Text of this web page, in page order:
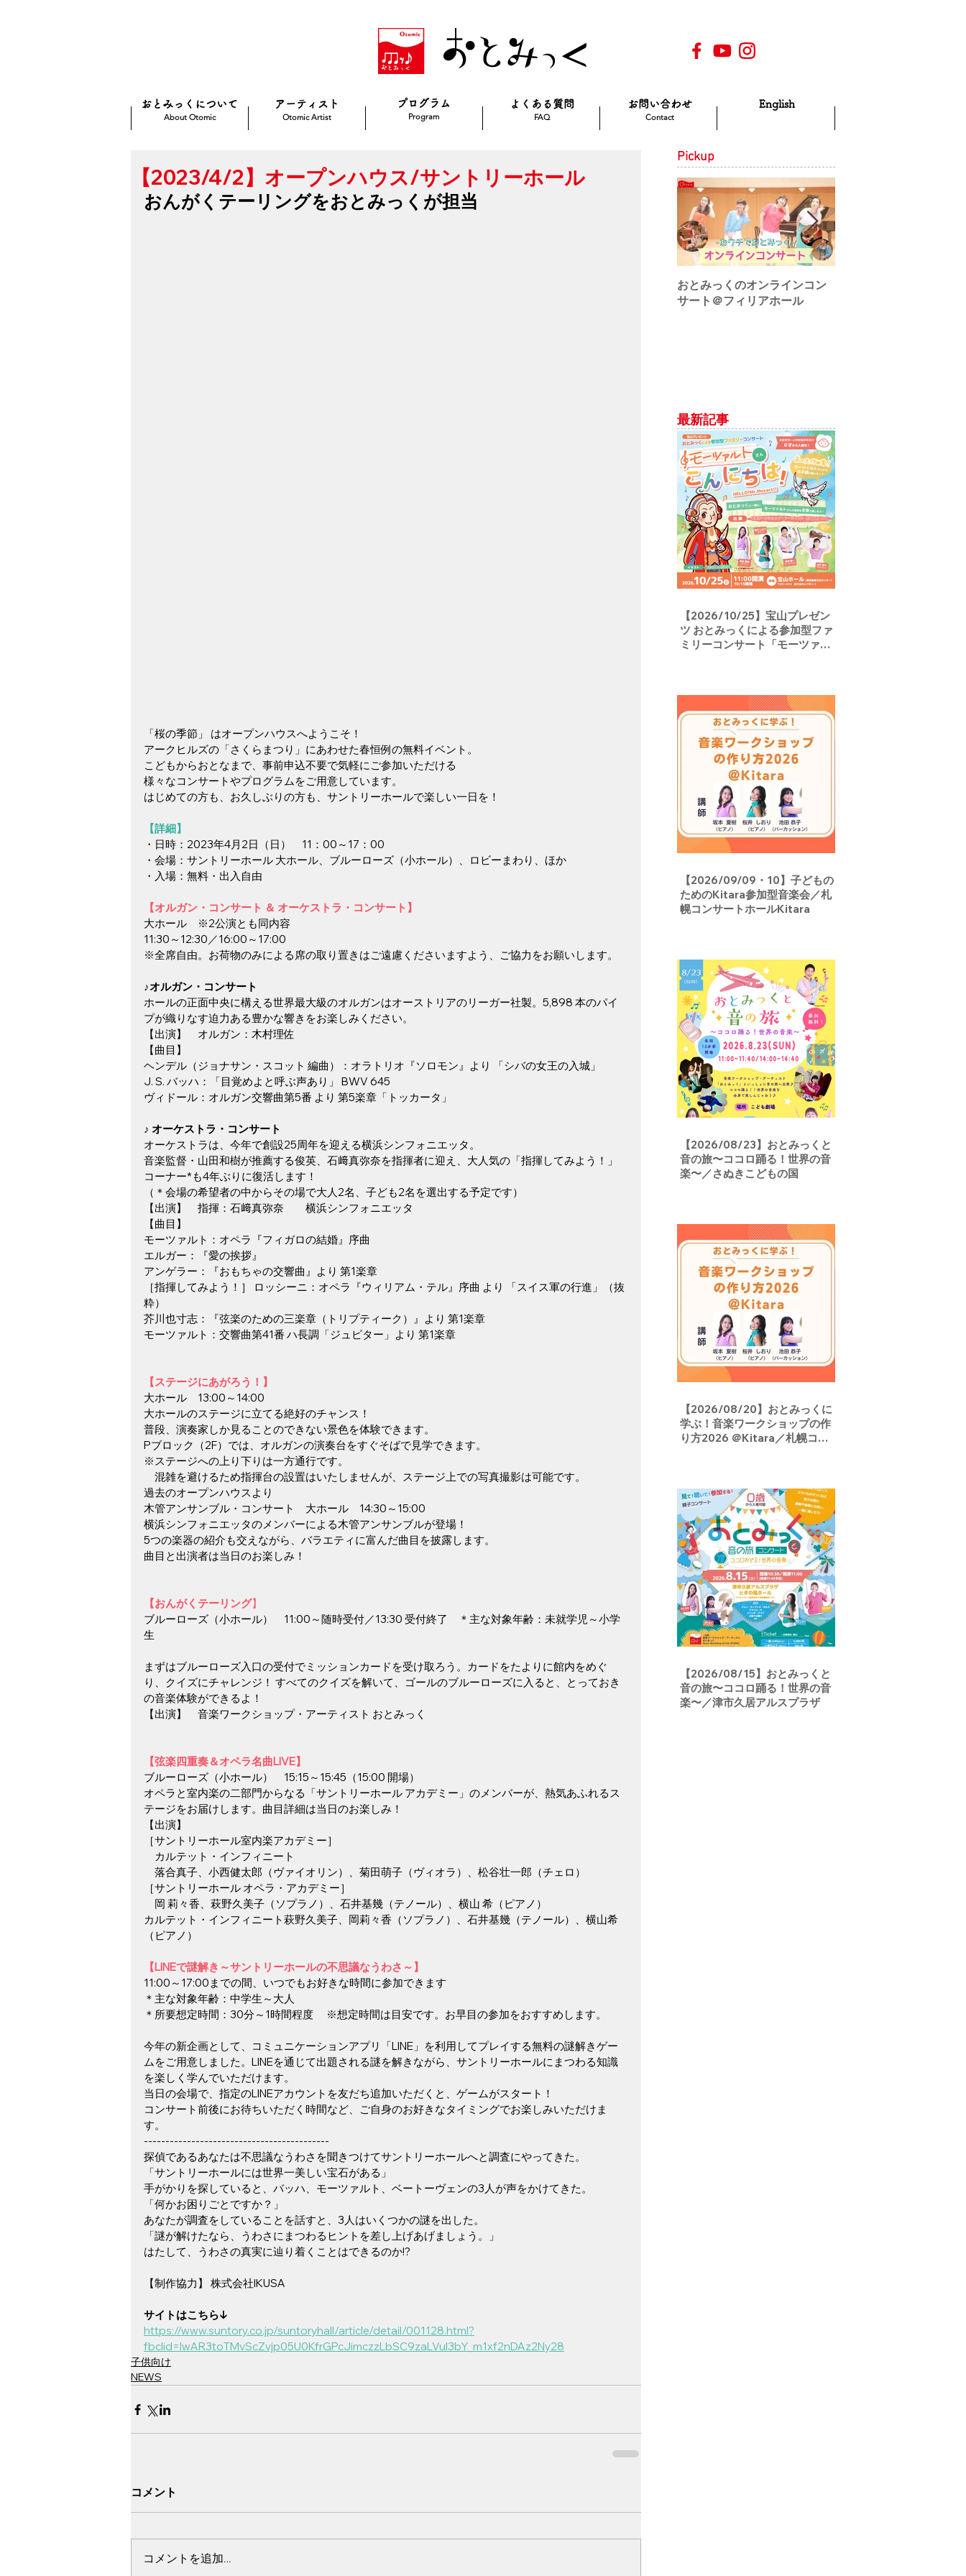
おとみっくについて
About Otomic
アーティスト
Otomic Artist
プログラム
Program
よくある質問
FAQ
お問い合わせ
Contact
English
【2023/4/2】オープンハウス/サントリーホール
おんがくテーリングをおとみっくが担当
「桜の季節」 はオープンハウスへようこそ！
アークヒルズの「さくらまつり」にあわせた春恒例の無料イベント。
こどもからおとなまで、事前申込不要で気軽にご参加いただける
様々なコンサートやプログラムをご用意しています。
はじめての方も、お久しぶりの方も、サントリーホールで楽しい一日を！
【詳細】
・日時：2023年4月2日（日）　11：00～17：00
・会場：サントリーホール 大ホール、ブルーローズ（小ホール）、ロビーまわり、ほか
・入場：無料・出入自由
【オルガン・コンサート ＆ オーケストラ・コンサート】
大ホール　※2公演とも同内容
11:30～12:30／16:00～17:00
※全席自由。お荷物のみによる席の取り置きはご遠慮くださいますよう、ご協力をお願いします。
♪オルガン・コンサート
ホールの正面中央に構える世界最大級のオルガンはオーストリアのリーガー社製。5,898 本のパイ
プが織りなす迫力ある豊かな響きをお楽しみください。
【出演】　オルガン：木村理佐
【曲目】
ヘンデル（ジョナサン・スコット 編曲）：オラトリオ『ソロモン』より 「シバの女王の入城」
J. S. バッハ：「目覚めよと呼ぶ声あり」 BWV 645
ヴィドール：オルガン交響曲第5番 より 第5楽章「トッカータ」
♪ オーケストラ・コンサート
オーケストラは、今年で創設25周年を迎える横浜シンフォニエッタ。
音楽監督・山田和樹が推薦する俊英、石﨑真弥奈を指揮者に迎え、大人気の「指揮してみよう！」
コーナー*も4年ぶりに復活します！
（＊会場の希望者の中からその場で大人2名、子ども2名を選出する予定です）
【出演】　指揮：石﨑真弥奈　　横浜シンフォニエッタ
【曲目】
モーツァルト：オペラ『フィガロの結婚』序曲
エルガー：『愛の挨拶』
アンゲラー：『おもちゃの交響曲』より 第1楽章
［指揮してみよう！］ ロッシーニ：オペラ『ウィリアム・テル』序曲 より 「スイス軍の行進」（抜
粋）
芥川也寸志：『弦楽のための三楽章（トリプティーク）』より 第1楽章
モーツァルト：交響曲第41番 ハ長調「ジュピター」より 第1楽章
【ステージにあがろう！】
大ホール　13:00～14:00
大ホールのステージに立てる絶好のチャンス！
普段、演奏家しか見ることのできない景色を体験できます。
Pブロック（2F）では、オルガンの演奏台をすぐそばで見学できます。
※ステージへの上り下りは一方通行です。
混雑を避けるため指揮台の設置はいたしませんが、ステージ上での写真撮影は可能です。
過去のオープンハウスより
木管アンサンブル・コンサート　大ホール　14:30～15:00
横浜シンフォニエッタのメンバーによる木管アンサンブルが登場！
5つの楽器の紹介も交えながら、バラエティに富んだ曲目を披露します。
曲目と出演者は当日のお楽しみ！
【おんがくテーリング】
ブルーローズ（小ホール）　11:00～随時受付／13:30 受付終了　＊主な対象年齢：未就学児～小学
生
まずはブルーローズ入口の受付でミッションカードを受け取ろう。カードをたよりに館内をめぐ
り、クイズにチャレンジ！ すべてのクイズを解いて、ゴールのブルーローズに入ると、とっておき
の音楽体験ができるよ！
【出演】　音楽ワークショップ・アーティスト おとみっく
【弦楽四重奏＆オペラ名曲LIVE】
ブルーローズ（小ホール）　15:15～15:45（15:00 開場）
オペラと室内楽の二部門からなる「サントリーホール アカデミー」のメンバーが、熱気あふれるス
テージをお届けします。曲目詳細は当日のお楽しみ！
【出演】
［サントリーホール室内楽アカデミー］
カルテット・インフィニート
落合真子、小西健太郎（ヴァイオリン）、菊田萌子（ヴィオラ）、松谷壮一郎（チェロ）
［サントリーホール オペラ・アカデミー］
岡 莉々香、萩野久美子（ソプラノ）、石井基幾（テノール）、横山 希（ピアノ）
カルテット・インフィニート萩野久美子、岡莉々香（ソプラノ）、石井基幾（テノール）、横山希
（ピアノ）
【LINEで謎解き～サントリーホールの不思議なうわさ～】
11:00～17:00までの間、いつでもお好きな時間に参加できます
＊主な対象年齢：中学生～大人
＊所要想定時間：30分～1時間程度 　※想定時間は目安です。お早目の参加をおすすめします。
今年の新企画として、コミュニケーションアプリ「LINE」を利用してプレイする無料の謎解きゲー
ムをご用意しました。LINEを通じて出題される謎を解きながら、サントリーホールにまつわる知識
を楽しく学んでいただけます。
当日の会場で、指定のLINEアカウントを友だち追加いただくと、ゲームがスタート！
コンサート前後にお待ちいただく時間など、ご自身のお好きなタイミングでお楽しみいただけま
す。
-------------------------------------------
探偵であるあなたは不思議なうわさを聞きつけてサントリーホールへと調査にやってきた。
「サントリーホールには世界一美しい宝石がある」
手がかりを探していると、バッハ、モーツァルト、ベートーヴェンの3人が声をかけてきた。
「何かお困りごとですか？」
あなたが調査をしていることを話すと、3人はいくつかの謎を出した。
「謎が解けたなら、うわさにまつわるヒントを差し上げあげましょう。」
はたして、うわさの真実に辿り着くことはできるのか!?
【制作協力】 株式会社IKUSA
サイトはこちら↓
https://www.suntory.co.jp/suntoryhall/article/detail/001128.html?
fbclid=IwAR3toTMvScZvjp05U0KfrGPcJimczzLbSC9zaLVuI3bY_m1xf2nDAz2Ny28
子供向け
NEWS
コメント
コメントを追加…
Pickup
おとみっくのオンラインコン
サート＠フィリアホール
最新記事
【2026/10/25】宝山プレゼン
ツ おとみっくによる参加型ファ
ミリーコンサート「モーツァル
【2026/09/09・10】子どもの
ためのKitara参加型音楽会／札
幌コンサートホールKitara
【2026/08/23】おとみっくと
音の旅〜ココロ踊る！世界の音
楽〜／さぬきこどもの国
【2026/08/20】おとみっくに
学ぶ！音楽ワークショップの作
り方2026 ＠Kitara／札幌コン
【2026/08/15】おとみっくと
音の旅〜ココロ踊る！世界の音
楽〜／津市久居アルスプラザ